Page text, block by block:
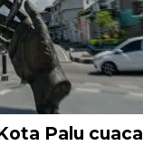
Palu cuaca